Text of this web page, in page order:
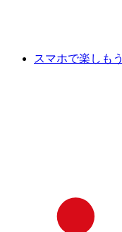
スマホで楽しもう